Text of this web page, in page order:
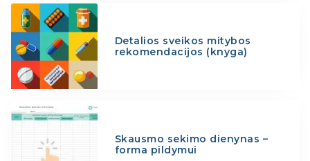
Detalios sveikos mitybos
rekomendacijos (knyga)
Skausmo sekimo dienynas –
forma pildymui